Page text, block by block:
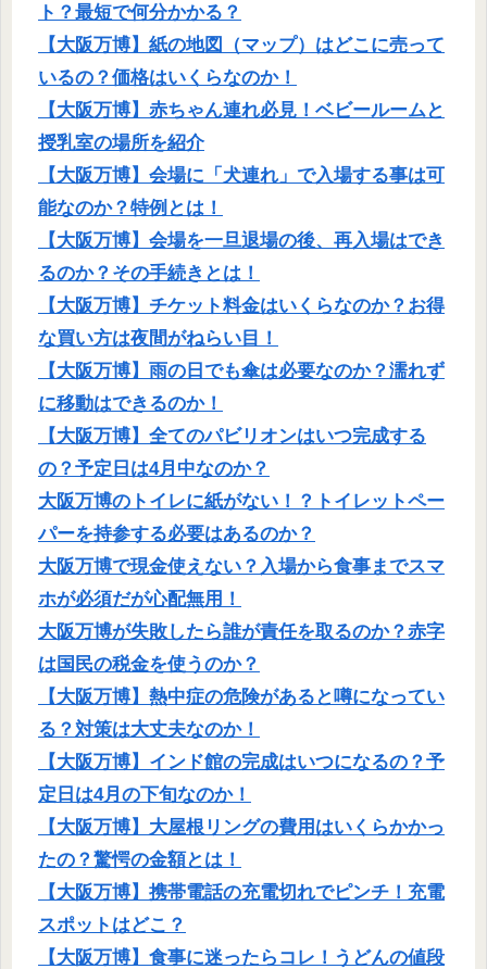
ト？最短で何分かかる？
【大阪万博】紙の地図（マップ）はどこに売って
いるの？価格はいくらなのか！
【大阪万博】赤ちゃん連れ必見！ベビールームと
授乳室の場所を紹介
【大阪万博】会場に「犬連れ」で入場する事は可
能なのか？特例とは！
【大阪万博】会場を一旦退場の後、再入場はでき
るのか？その手続きとは！
【大阪万博】チケット料金はいくらなのか？お得
な買い方は夜間がねらい目！
【大阪万博】雨の日でも傘は必要なのか？濡れず
に移動はできるのか！
【大阪万博】全てのパビリオンはいつ完成する
の？予定日は4月中なのか？
大阪万博のトイレに紙がない！？トイレットペー
パーを持参する必要はあるのか？
大阪万博で現金使えない？入場から食事までスマ
ホが必須だが心配無用！
大阪万博が失敗したら誰が責任を取るのか？赤字
は国民の税金を使うのか？
【大阪万博】熱中症の危険があると噂になってい
る？対策は大丈夫なのか！
【大阪万博】インド館の完成はいつになるの？予
定日は4月の下旬なのか！
【大阪万博】大屋根リングの費用はいくらかかっ
たの？驚愕の金額とは！
【大阪万博】携帯電話の充電切れでピンチ！充電
スポットはどこ？
【大阪万博】食事に迷ったらコレ！うどんの値段